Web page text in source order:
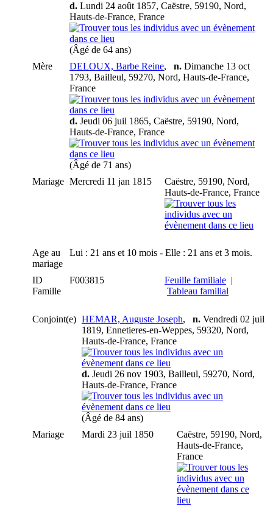
d. Lundi 24 août 1857, Caëstre, 59190, Nord,
Hauts-de-France, France
(Âgé de 64 ans)
Mère
DELOUX, Barbe Reine, n. Dimanche 13 oct
1793, Bailleul, 59270, Nord, Hauts-de-France,
France
d. Jeudi 06 juil 1865, Caëstre, 59190, Nord,
Hauts-de-France, France
(Âgé de 71 ans)
Mariage Mercredi 11 jan 1815
Caëstre, 59190, Nord,
Hauts-de-France, France
Age au
mariage
Lui : 21 ans et 10 mois - Elle : 21 ans et 3 mois.
ID
Famille
F003815 Feuille familiale |
Tableau familial
Conjoint(e) HEMAR, Auguste Joseph, n. Vendredi 02 juil
1819, Ennetieres-en-Weppes, 59320, Nord,
Hauts-de-France, France
d. Jeudi 26 nov 1903, Bailleul, 59270, Nord,
Hauts-de-France, France
(Âgé de 84 ans)
Mariage
Mardi 23 juil 1850
Caëstre, 59190, Nord,
Hauts-de-France,
France